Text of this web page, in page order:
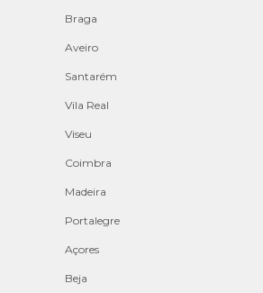
Braga
Aveiro
Santarém
Vila Real
Viseu
Coimbra
Madeira
Portalegre
Açores
Beja